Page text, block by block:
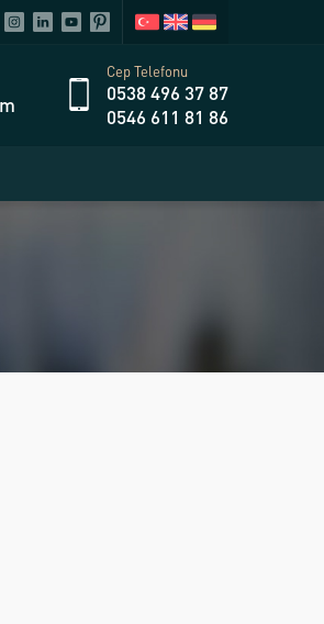
Cep Telefonu
0538 496 37 87
0546 611 81 86